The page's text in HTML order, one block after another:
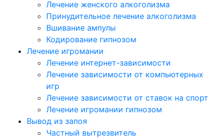
Лечение женского алкоголизма
Принудительное лечение алкоголизма
Вшивание ампулы
Кодирование гипнозом
Лечение игромании
Лечение интернет-зависимости
Лечение зависимости от компьютерных
игр
Лечение зависимости от ставок на спорт
Лечение игромании гипнозом
Вывод из запоя
Частный вытрезвитель